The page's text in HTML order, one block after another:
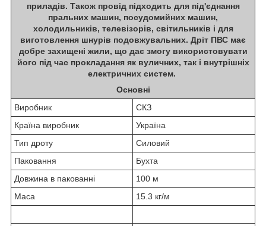
приладів. Також провід підходить для під'єднання
пральних машин, посудомийних машин,
холодильників, телевізорів, світильників і для
виготовлення шнурів подовжувальних. Дріт ПВС має
добре захищені жили, що дає змогу використовувати
його під час прокладання як вуличних, так і внутрішніх
електричних систем.
Основні
Виробник
СКЗ
Країна виробник
Україна
Тип дроту
Силовий
Паковання
Бухта
Довжина в пакованні
100 м
Маса
15.3 кг/м